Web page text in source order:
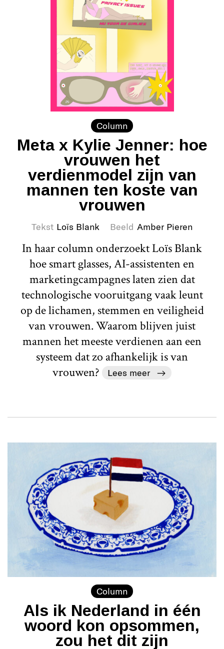
Column
Meta x Kylie Jenner: hoe
vrouwen het
verdienmodel zijn van
mannen ten koste van
vrouwen
Tekst Loïs Blank Beeld Amber Pieren
In haar column onderzoekt Loïs Blank
hoe smart glasses, AI-assistenten en
marketingcampagnes laten zien dat
technologische vooruitgang vaak leunt
op de lichamen, stemmen en veiligheid
van vrouwen. Waarom blijven juist
mannen het meeste verdienen aan een
systeem dat zo afhankelijk is van
vrouwen?
Lees meer
Column
Als ik Nederland in één
woord kon opsommen,
zou het dit zijn